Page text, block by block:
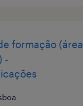
formação (área
-